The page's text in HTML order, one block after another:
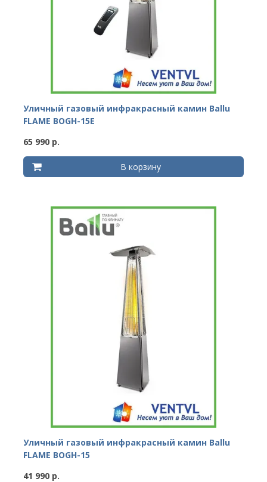
Уличный газовый инфракрасный камин Ballu
FLAME BOGH-15E
65 990 р.
В корзину
Уличный газовый инфракрасный камин Ballu
FLAME BOGH-15
41 990 р.